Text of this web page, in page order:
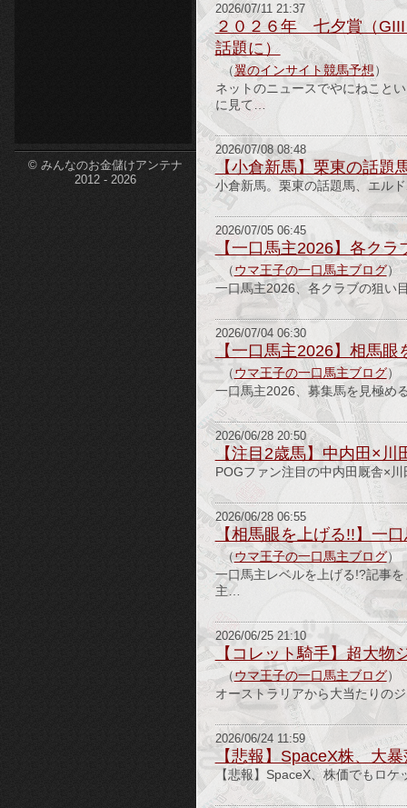
© みんなのお金儲けアンテナ
2012 - 2026
2026/07/11 21:37
２０２６年 七夕賞（GIII
話題に）
（翼のインサイト競馬予想）
ネットのニュースでやにねこと
に見て…
2026/07/08 08:48
【小倉新馬】栗東の話題
小倉新馬。栗東の話題馬、エル
2026/07/05 06:45
【一口馬主2026】各クラ
（ウマ王子の一口馬主ブログ）
一口馬主2026、各クラブの狙い
2026/07/04 06:30
【一口馬主2026】相馬
（ウマ王子の一口馬主ブログ）
一口馬主2026、募集馬を見極め
2026/06/28 20:50
【注目2歳馬】中内田×川
POGファン注目の中内田厩舎×
2026/06/28 06:55
【相馬眼を上げる!!】一
（ウマ王子の一口馬主ブログ）
一口馬主レベルを上げる!?記事
主…
2026/06/25 21:10
【コレット騎手】超大
（ウマ王子の一口馬主ブログ）
オーストラリアから大当たりの
2026/06/24 11:59
【悲報】SpaceX株、大
【悲報】SpaceX、株価でもロ